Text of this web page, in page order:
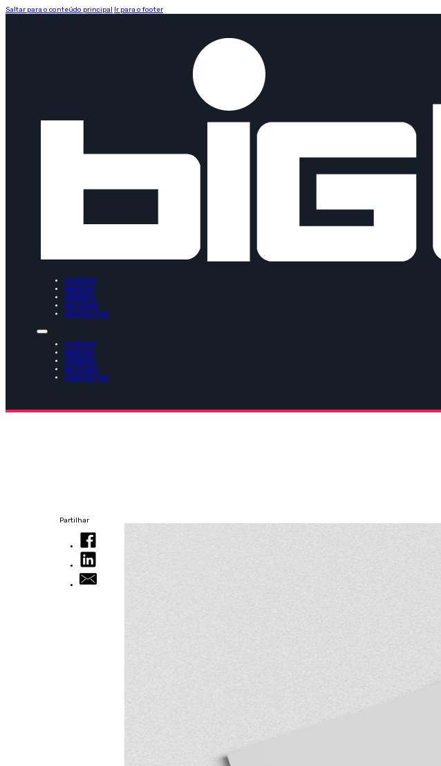
Saltar para o conteúdo principal Ir para o footer
O GRUPO
MARCAS
PRÉMIOS
NOTÍCIAS
CONTACTOS
O GRUPO
MARCAS
PRÉMIOS
NOTÍCIAS
CONTACTOS
Partilhar